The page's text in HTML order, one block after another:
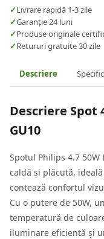
✓Livrare rapidă 1-3 zile
✓Garanție 24 luni
✓Produse originale
✓Retururi gratuite 30 zile
Descriere
Descriere Spot
GU10
Spotul Philips 4.7 50W
caldă și plăcută,
contează confortul
Cu o putere de 50W,
temperatură de
iluminare eficientă și